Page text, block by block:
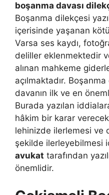
boşanma davası
Boşanma dilekçesi
içerisinde yaşanan
Varsa ses kaydı,
deliller eklenmektedir
alınan mahkeme
açılmaktadır.
davanın ilk ve en
Burada yazılan
hâkim bir karar
lehinizde ilerlemesi ve
şekilde ilerleyebilmesi
avukat tarafından
önemlidir.